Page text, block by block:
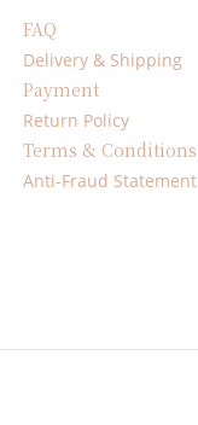
FAQ
Delivery & Shipping
Payment
Return Policy
Terms & Conditions
Anti-Fraud Statement